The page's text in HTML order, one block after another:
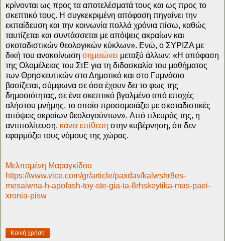
κρίνονται ως προς τα αποτελέσματά τους και ως προς το
σκεπτικό τους. Η συγκεκριμένη απόφαση πηγαίνει την
εκπαίδευση και την κοινωνία πολλά χρόνια πίσω, καθώς
ταυτίζεται και συντάσσεται με απόψεις ακραίων και
σκοταδιστικών θεολογικών κύκλων». Ενώ, ο ΣΥΡΙΖΑ με
δική του ανακοίνωση σημειώνει μεταξύ άλλων: «Η απόφαση
της Ολομέλειας του ΣτΕ για τη διδασκαλία του μαθήματος
των Θρησκευτικών στο Δημοτικό και στο Γυμνάσιο
βασίζεται, σύμφωνα σε όσα έχουν δει το φως της
δημοσιότητας, σε ένα σκεπτικό βγαλμένο από εποχές
αλήστου μνήμης, το οποίο προσομοιάζει με σκοταδιστικές
απόψεις ακραίων θεολογούντων». Aπό πλευράς της, η
αντιπολίτευση, κάνει επίθεση στην κυβέρνηση, ότι δεν
εφαρμόζει τους νόμους της χώρας.
Μελπομένη Μαραγκίδου
https://www.vice.com/gr/article/paxdav/kalwshr8es-
mesaiwna-h-apofash-toy-ste-gia-ta-8rhskeytika-mas-paei-
xronia-pisw
Κοινή χρήση